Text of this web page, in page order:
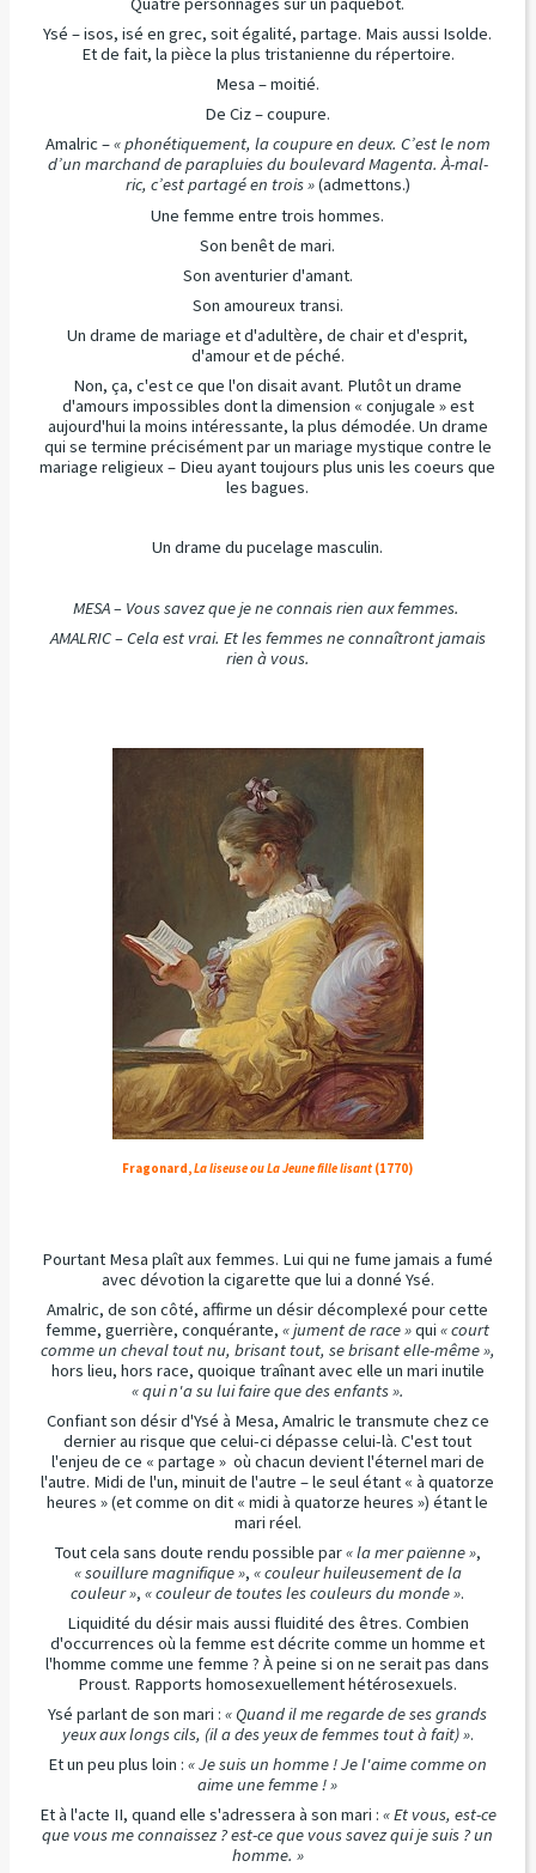
Ysé – isos, isé en grec, soit égalité, partage. Mais aussi Isolde.
Et de fait, la pièce la plus tristanienne du répertoire.
Mesa – moitié.
De Ciz – coupure.
Amalric –« phonétiquement, la coupure en deux. C’est le nom
d’un marchand de parapluies du boulevard Magenta. À-mal-
ric, c’est partagé en trois »(admettons.)
Une femme entre trois hommes.
Son benêt de mari.
Son aventurier d'amant.
Son amoureux transi.
Un drame de mariage et d'adultère, de chair et d'esprit,
d'amour et de péché.
Non, ça, c'est ce que l'on disait avant. Plutôt un drame
d'amours impossibles dont la dimension « conjugale » est
aujourd'hui la moins intéressante, la plus démodée. Un drame
qui se termine précisément par un mariage mystique contre le
mariage religieux – Dieu ayant toujours plus unis les coeurs que
les bagues.
Un drame du pucelage masculin.
MESA – Vous savez que je ne connais rien aux femmes.
AMALRIC – Cela est vrai. Et les femmes ne connaîtront jamais
rien à vous.
Fragonard,La liseuse ou La Jeune fille lisant (1770)
Pourtant Mesa plaît aux femmes. Lui qui ne fume jamais a fumé
avec dévotion la cigarette que lui a donné Ysé.
Amalric, de son côté, affirme un désir décomplexé pour cette
femme, guerrière, conquérante,« jument de race »qui« court
comme un cheval tout nu, brisant tout, se brisant elle-même »,
hors lieu, hors race, quoique traînant avec elle un mari inutile
« qui n'a su lui faire que des enfants ».
Confiant son désir d'Ysé à Mesa, Amalric le transmute chez ce
dernier au risque que celui-ci dépasse celui-là. C'est tout
l'enjeu de ce « partage » où chacun devient l'éternel mari de
l'autre. Midi de l'un, minuit de l'autre – le seul étant « à quatorze
heures » (et comme on dit « midi à quatorze heures ») étant le
mari réel.
Tout cela sans doute rendu possible par« la mer païenne »,
« souillure magnifique », « couleur huileusement de la
couleur »,« couleur de toutes les couleurs du monde ».
Liquidité du désir mais aussi fluidité des êtres. Combien
d'occurrences où la femme est décrite comme un homme et
l'homme comme une femme ? À peine si on ne serait pas dans
Proust. Rapports homosexuellement hétérosexuels.
Ysé parlant de son mari :« Quand il me regarde de ses grands
yeux aux longs cils, (il a des yeux de femmes tout à fait) ».
Et un peu plus loin :« Je suis un homme ! Je l'aime comme on
aime une femme ! »
Et à l'acte II, quand elle s'adressera à son mari : « Et vous, est-ce
que vous me connaissez ? est-ce que vous savez qui je suis ? un
homme. »